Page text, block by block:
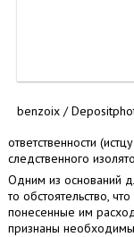
benzoix /
ответственности
следственного
Одним из оснований
то обстоятельство,
понесенные им
признаны